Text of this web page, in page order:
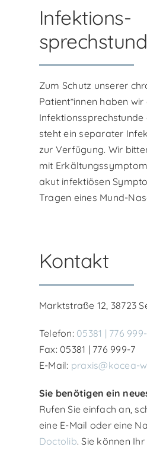
Infektions­
Zum Schutz unserer
Patient*innen haben
Infektionssprechstunde
steht ein separater
zur Verfügung. Wir
mit
akut infektiösen
Tragen eines Mund-
Kontakt
Marktstraße 12, 38723
Telefon: 05381 | 776
Fax: 05381 | 776 999-7
E-Mail: praxis@kocea-
Sie benötigen ein
Rufen Sie einfach an,
eine E-Mail oder eine
Doctolib. Sie können